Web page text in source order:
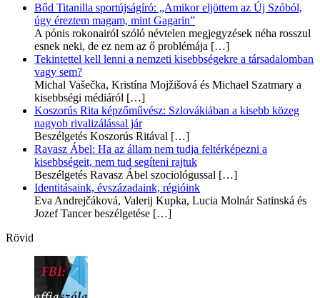
Bőd Titanilla sportújságíró: „Amikor eljöttem az Új Szóból,
úgy éreztem magam, mint Gagarin”
A pónis rokonairól szóló névtelen megjegyzések néha rosszul
esnek neki, de ez nem az ő problémája […]
Tekintettel kell lenni a nemzeti kisebbségekre a társadalomban
vagy sem?
Michal Vašečka, Kristína Mojžišová és Michael Szatmary a
kisebbségi médiáról […]
Koszorús Rita képzőművész: Szlovákiában a kisebb közeg
nagyob rivalizálással jár
Beszélgetés Koszorús Ritával […]
Ravasz Ábel: Ha az állam nem tudja feltérképezni a
kisebbségeit, nem tud segíteni rajtuk
Beszélgetés Ravasz Ábel szociológussal […]
Identitásaink, évszázadaink, régióink
Eva Andrejčáková, Valerij Kupka, Lucia Molnár Satinská és
Jozef Tancer beszélgetése […]
Rövid